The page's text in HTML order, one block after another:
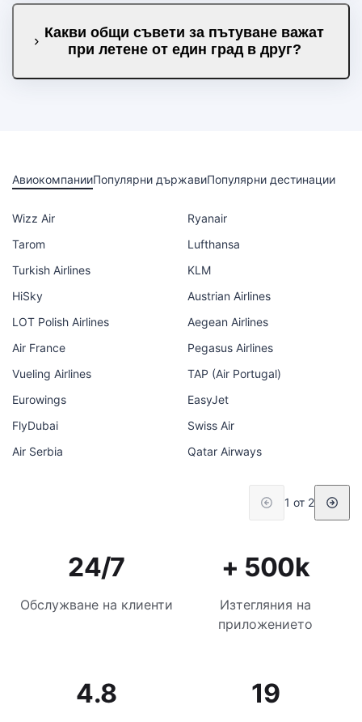
Какви общи съвети за пътуване важат
при летене от един град в друг?
АвиокомпанииПопулярни държавиПопулярни дестинации
Wizz Air
Ryanair
Tarom
Lufthansa
Turkish Airlines
KLM
HiSky
Austrian Airlines
LOT Polish Airlines
Aegean Airlines
Air France
Pegasus Airlines
Vueling Airlines
TAP (Air Portugal)
Eurowings
EasyJet
FlyDubai
Swiss Air
Air Serbia
Qatar Airways
1 от 2
24/7
Обслужване на клиенти
+ 500k
Изтегляния на
приложението
4.8 19